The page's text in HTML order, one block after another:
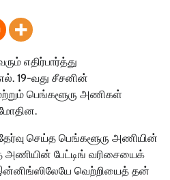
எதிர்பார்த்து
19-வது சீசனின்
மற்றும் பெங்களூரு அணிகள்
செய்த பெங்களூரு அணியின்
அணியின் பேட்டிங் வரிசையைக்
வெற்றியைத் தன்